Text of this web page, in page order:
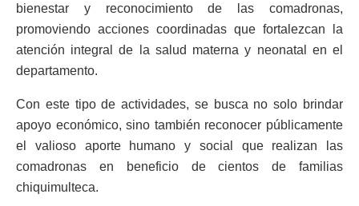
bienestar y reconocimiento de las comadronas,
promoviendo acciones coordinadas que fortalezcan la
atención integral de la salud materna y neonatal en el
departamento.
Con este tipo de actividades, se busca no solo brindar
apoyo económico, sino también reconocer públicamente
el valioso aporte humano y social que realizan las
comadronas en beneficio de cientos de familias
chiquimulteca.